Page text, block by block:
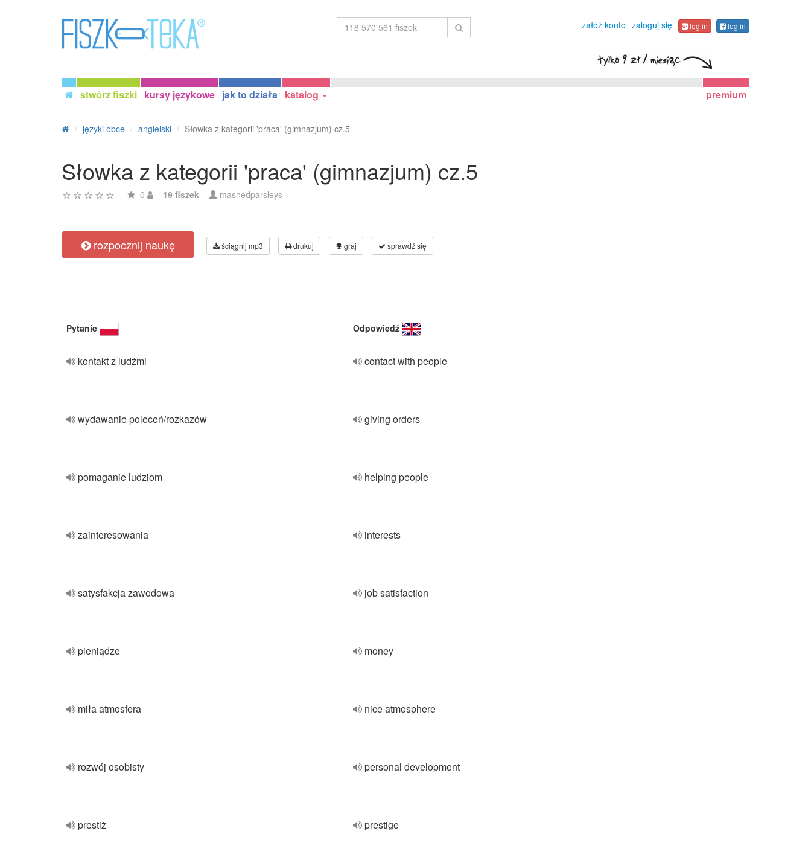
załóż konto zaloguj się log in log in
stwórz fiszki kursy językowe jak to działa katalog premium
języki obce angielski Słowka z kategorii 'praca' (gimnazjum) cz.5
Słowka z kategorii 'praca' (gimnazjum) cz.5
0 19 fiszek mashedparsleys
rozpocznij naukę ściągnij mp3 drukuj graj sprawdź się
Pytanie Odpowiedź
kontakt z ludźmi contact with people
wydawanie poleceń/rozkazów giving orders
pomaganie ludziom helping people
zainteresowania interests
satysfakcja zawodowa job satisfaction
pieniądze money
miła atmosfera nice atmosphere
rozwój osobisty personal development
prestiż prestige